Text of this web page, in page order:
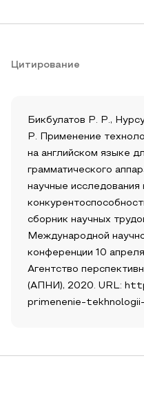
Цитирование
Бикбулатов Р. Р.,
Р. Применение
на английском языке
грамматического
научные
сборник научных
Международной
конференции 10
Агентство
(АПНИ), 2020. URL:
primenenie-